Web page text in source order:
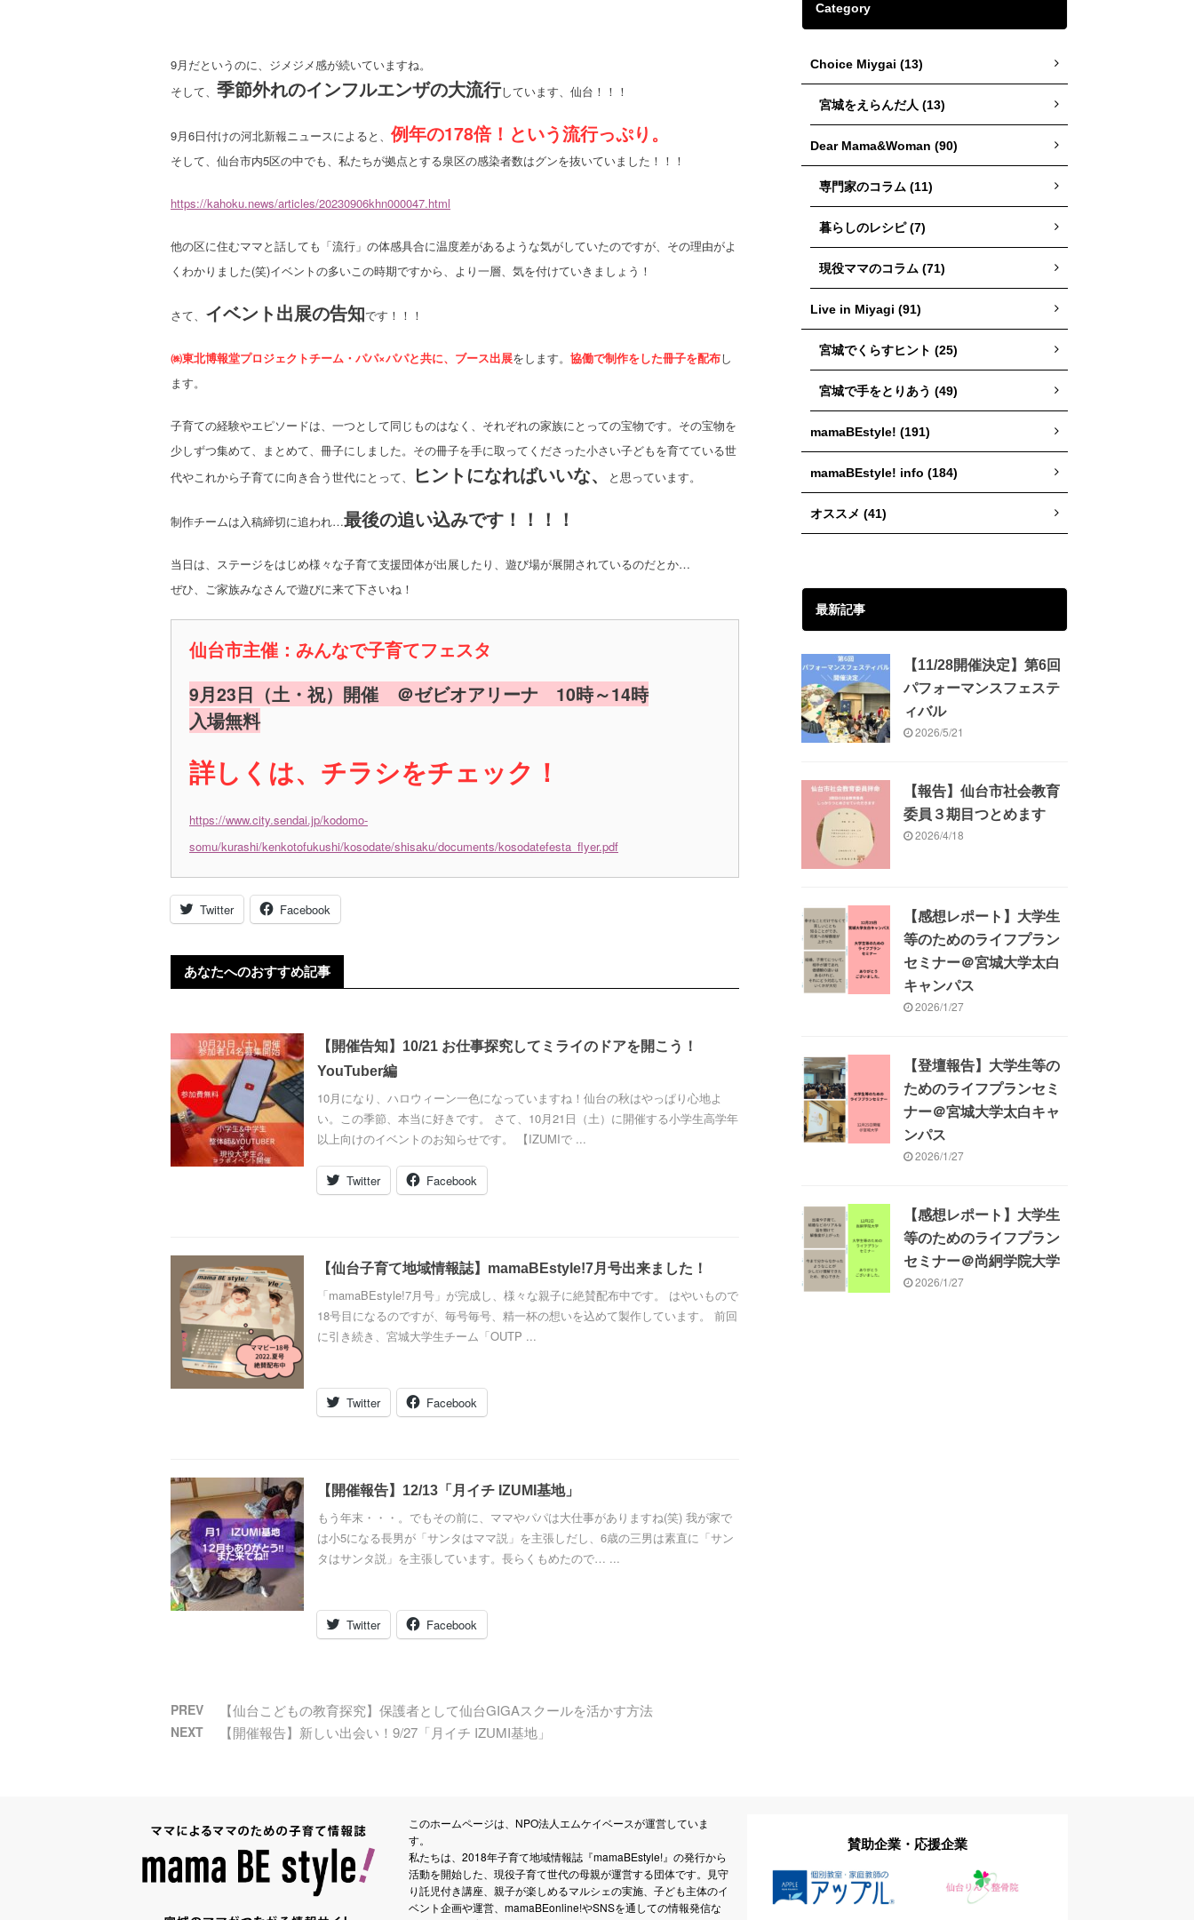
9月だというのに、ジメジメ感が続いていますね。
そして、 季節外れのインフルエンザの大流行しています、仙台！！！
9月6日付けの河北新報ニュースによると、 例年の178倍！という流行っぷり。
そして、仙台市内5区の中でも、私たちが拠点とする泉区の感染者数はグンを抜いていました！！！
https://kahoku.news/articles/20230906khn000047.html
他の区に住むママと話しても「流行」の体感具合に温度差があるような気がしていたのですが、その理由がよ
くわかりました(笑)イベントの多いこの時期ですから、より一層、気を付けていきましょう！
さて、 イベント出展の告知です！！！
㈱東北博報堂プロジェクトチーム・パパ×パパと共に、ブース出展をします。 協働で制作をした冊子を配布し
ます。
子育ての経験やエピソードは、一つとして同じものはなく、それぞれの家族にとっての宝物です。その宝物を
少しずつ集めて、まとめて、冊子にしました。その冊子を手に取ってくださった小さい子どもを育てている世
代やこれから子育てに向き合う世代にとって、
ヒントになればいいな、 と思っています。
制作チームは入稿締切に追われ…最後の追い込みです！！！！
当日は、ステージをはじめ様々な子育て支援団体が出展したり、遊び場が展開されているのだとか…
ぜひ、ご家族みなさんで遊びに来て下さいね！
仙台市主催：みんなで子育てフェスタ
9月23日（土・祝）開催 ＠ゼビオアリーナ 10時～14時
入場無料
詳しくは、チラシをチェック！
https://www.city.sendai.jp/kodomo-
somu/kurashi/kenkotofukushi/kosodate/shisaku/documents/kosodatefesta_flyer.pdf
Twitter Facebook
あなたへのおすすめ記事
【開催告知】10/21 お仕事探究してミライのドアを開こう！
YouTuber編
10月になり、ハロウィーン一色になっていますね！仙台の秋はやっぱり心地よ
い。この季節、本当に好きです。 さて、10月21日（土）に開催する小学生高学年
以上向けのイベントのお知らせです。 【IZUMIで ...
Twitter Facebook
【仙台子育て地域情報誌】mamaBEstyle!7月号出来ました！
「mamaBEstyle!7月号」が完成し、様々な親子に絶賛配布中です。 はやいもので
18号目になるのですが、毎号毎号、精一杯の想いを込めて製作しています。 前回
に引き続き、宮城大学生チーム「OUTP ...
Twitter Facebook
【開催報告】12/13「月イチ IZUMI基地」
もう年末・・・。でもその前に、ママやパパは大仕事がありますね(笑) 我が家で
は小5になる長男が「サンタはママ説」を主張しだし、6歳の三男は素直に「サン
タはサンタ説」を主張しています。長らくもめたので… ...
Twitter Facebook
PREV 【仙台こどもの教育探究】保護者として仙台GIGAスクールを活かす方法
NEXT 【開催報告】新しい出会い！9/27「月イチ IZUMI基地」
Category
Choice Miygai (13)
宮城をえらんだ人 (13)
Dear Mama&Woman (90)
専門家のコラム (11)
暮らしのレシピ (7)
現役ママのコラム (71)
Live in Miyagi (91)
宮城でくらすヒント (25)
宮城で手をとりあう (49)
mamaBEstyle! (191)
mamaBEstyle! info (184)
オススメ (41)
最新記事
【11/28開催決定】第6回
パフォーマンスフェステ
ィバル
2026/5/21
【報告】仙台市社会教育
委員３期目つとめます
2026/4/18
【感想レポート】大学生
等のためのライフプラン
セミナー＠宮城大学太白
キャンパス
2026/1/27
【登壇報告】大学生等の
ためのライフプランセミ
ナー＠宮城大学太白キャ
ンパス
2026/1/27
【感想レポート】大学生
等のためのライフプラン
セミナー＠尚絅学院大学
2026/1/27
このホームページは、NPO法人エムケイベースが運営していま
す。
私たちは、2018年子育て地域情報誌『mamaBEstyle!』の発行から
活動を開始した、現役子育て世代の母親が運営する団体です。見守
り託児付き講座、親子が楽しめるマルシェの実施、子ども主体のイ
ベント企画や運営、mamaBEonline!やSNSを通しての情報発信な
賛助企業・応援企業